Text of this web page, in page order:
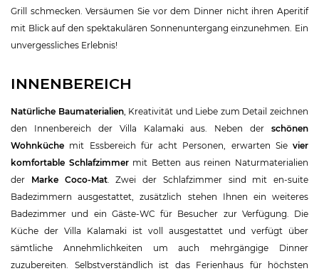
Grill schmecken. Versäumen Sie vor dem Dinner nicht ihren Aperitif
mit Blick auf den spektakulären Sonnenuntergang einzunehmen. Ein
unvergessliches Erlebnis!
INNENBEREICH
Natürliche Baumaterialien, Kreativität und Liebe zum Detail zeichnen
den Innenbereich der Villa Kalamaki aus. Neben der schönen
Wohnküche mit Essbereich für acht Personen, erwarten Sie vier
komfortable Schlafzimmermit Betten aus reinen Naturmaterialien
der Marke Coco-Mat. Zwei der Schlafzimmer sind mit en-suite
Badezimmern ausgestattet, zusätzlich stehen Ihnen ein weiteres
Badezimmer und ein Gäste-WC für Besucher zur Verfügung. Die
Küche der Villa Kalamaki ist voll ausgestattet und verfügt über
sämtliche Annehmlichkeiten um auch mehrgängige Dinner
zuzubereiten. Selbstverständlich ist das Ferienhaus für höchsten